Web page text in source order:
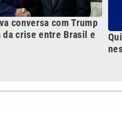
NOS SIGA NAS REDES